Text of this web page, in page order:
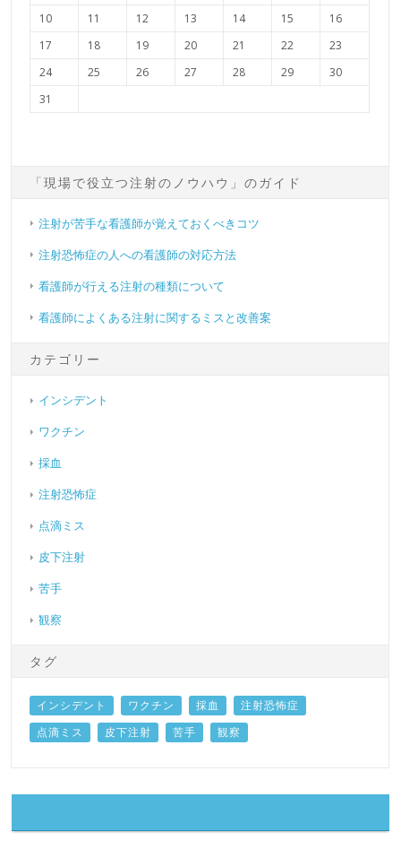
10
11 12 13 14 15
16
17
18 19 20 21 22
23
24
25 26 27 28 29
30
31
「現場で役立つ注射のノウハウ」のガイド
注射が苦手な看護師が覚えておくべきコツ
注射恐怖症の人への看護師の対応方法
看護師が行える注射の種類について
看護師によくある注射に関するミスと改善案
カテゴリー
インシデント
ワクチン
採血
注射恐怖症
点滴ミス
皮下注射
苦手
観察
タグ
インシデント ワクチン 採血
注射恐怖症
点滴ミス
皮下注射 苦手 観察